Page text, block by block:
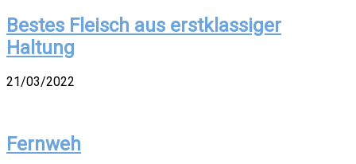
Bestes Fleisch aus erstklassiger
Haltung
21/03/2022
Fernweh